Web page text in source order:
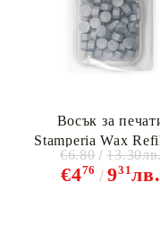
Восък за
Stamperia Wax
грама - Светло
€476 931лв.
€6.80